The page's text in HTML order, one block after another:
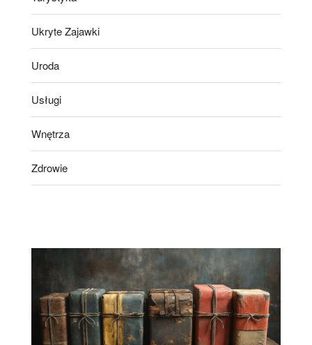
Ukryte Zajawki
Uroda
Usługi
Wnętrza
Zdrowie